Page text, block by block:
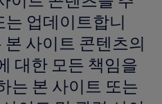
는 업데이트합니
본 사이트 콘텐츠의
대한 모든 책임을
는 본 사이트 또는